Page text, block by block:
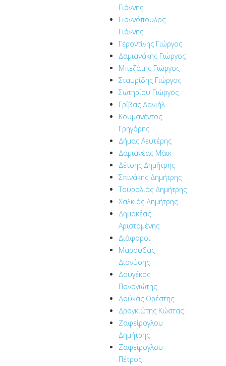
Γιάννης
Γιαννόπουλος
Γιάννης
Γεροντίνης Γιώργος
Δαμιανάκης Γιώργος
Μπεζάτης Γιώργος
Σταυρίδης Γιώργος
Σωτηρίου Γιώργος
Γρίβας Δανιήλ
Κουμανέντος
Γρηγόρης
Δήμας Λευτέρης
Δαμιανέας Μάικ
Δέτσης Δημήτρης
Σπινάκης Δημήτρης
Τουραλιάς Δημήτρης
Χαλκιάς Δημήτρης
Δημακέας
Αριστομένης
Διάφοροι
Μαρούδας
Διονύσης
Δουγέκος
Παναγιώτης
Δούκας Ορέστης
Δραγκιώτης Κώστας
Ζαφείρογλου
Δημήτρης
Ζαφείρογλου
Πέτρος